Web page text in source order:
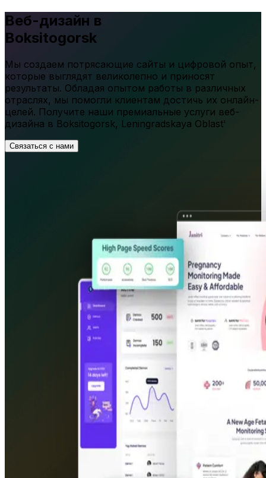
Веб-дизайн в
Boksitogorsk
Мы создаем потрясающие сайты и цифровой опыт,
которые выглядят великолепно и приносят
результаты. Обладая опытом работы в различных
отраслях, мы помогли клиентам достичь их онлайн-
целей. Получите наши премиальные услуги веб-
дизайна в Boksitogorsk, Leningradskaya Oblast'
Связаться с нами